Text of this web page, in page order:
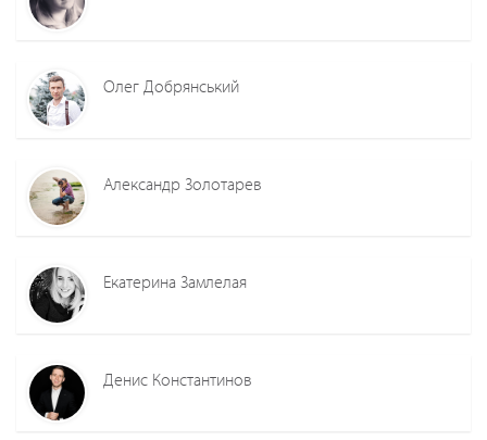
Олег Добрянський
Александр Золотарев
Екатерина Замлелая
Денис Константинов